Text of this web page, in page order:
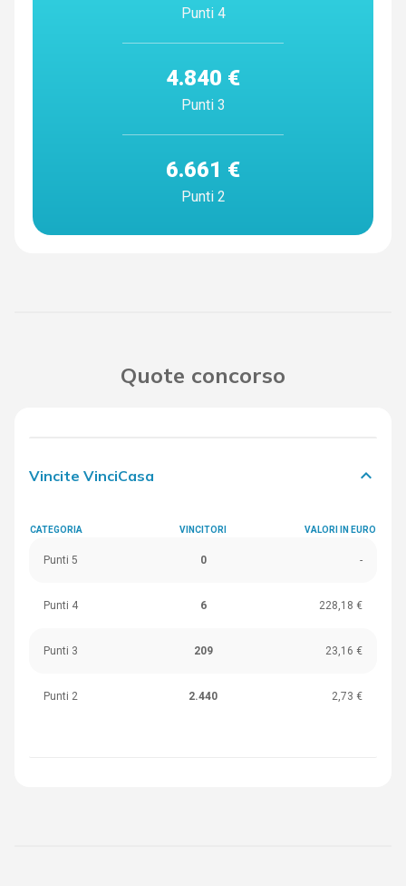
Punti 4
4.840 €
Punti 3
6.661 €
Punti 2
Quote concorso
Vincite VinciCasa keyboard_arrow_down
CATEGORIA VINCITORI VALORI IN EURO
Punti 5 0 -
Punti 4 6 228,18 €
Punti 3 209 23,16 €
Punti 2 2.440 2,73 €